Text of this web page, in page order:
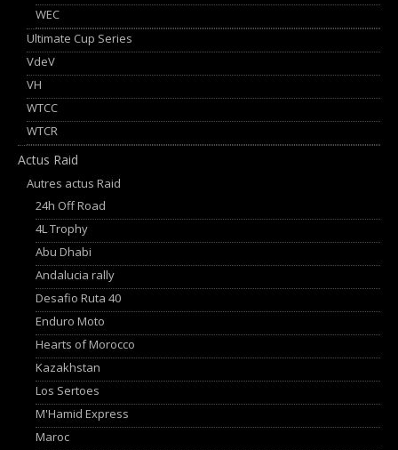
WEC
Ultimate Cup Series
VdeV
VH
WTCC
WTCR
Actus Raid
Autres actus Raid
24h Off Road
4L Trophy
Abu Dhabi
Andalucia rally
Desafio Ruta 40
Enduro Moto
Hearts of Morocco
Kazakhstan
Los Sertoes
M'Hamid Express
Maroc